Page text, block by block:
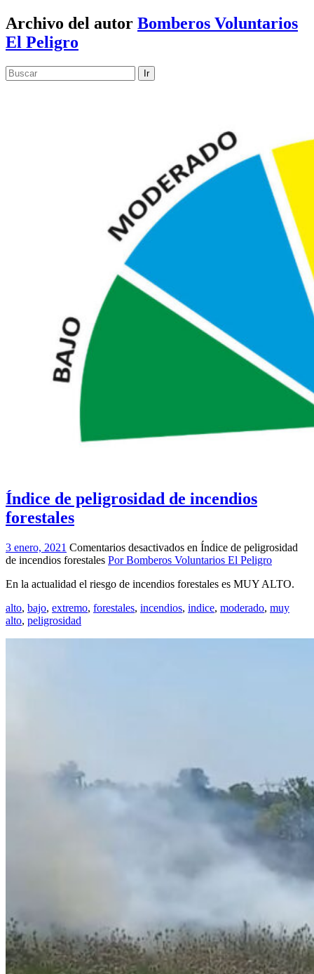
Archivo del autor Bomberos Voluntarios
El Peligro
Ir
Índice de peligrosidad de incendios
forestales
3 enero, 2021 Comentarios desactivados en Índice de peligrosidad
de incendios forestales Por Bomberos Voluntarios El Peligro
En la actualidad el riesgo de incendios forestales es MUY ALTO.
alto, bajo, extremo, forestales, incendios, indice, moderado, muy
alto, peligrosidad